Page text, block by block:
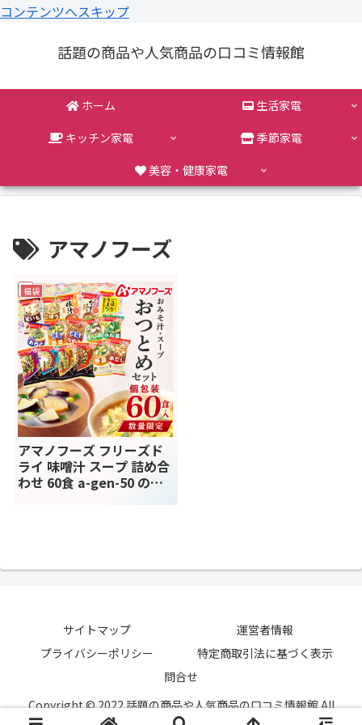
コンテンツへスキップ
話題の商品や人気商品の口コミ情報館
ホーム
生活家電
キッチン家電
季節家電
美容・健康家電
アマノフーズ
福袋
アマノフーズ フリーズド
ライ 味噌汁 スープ 詰め合
わせ 60食 a-gen-50 の口
サイトマップ
運営者情報
プライバシーポリシー
特定商取引法に基づく表示
問合せ
Copyright © 2022 話題の商品や人気商品の口コミ情報館 All